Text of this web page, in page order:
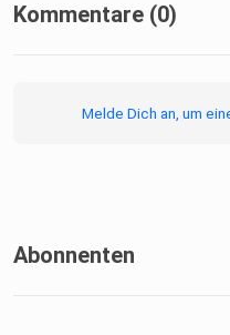
Kommentare (0)
Melde Dich an, um
Abonnenten